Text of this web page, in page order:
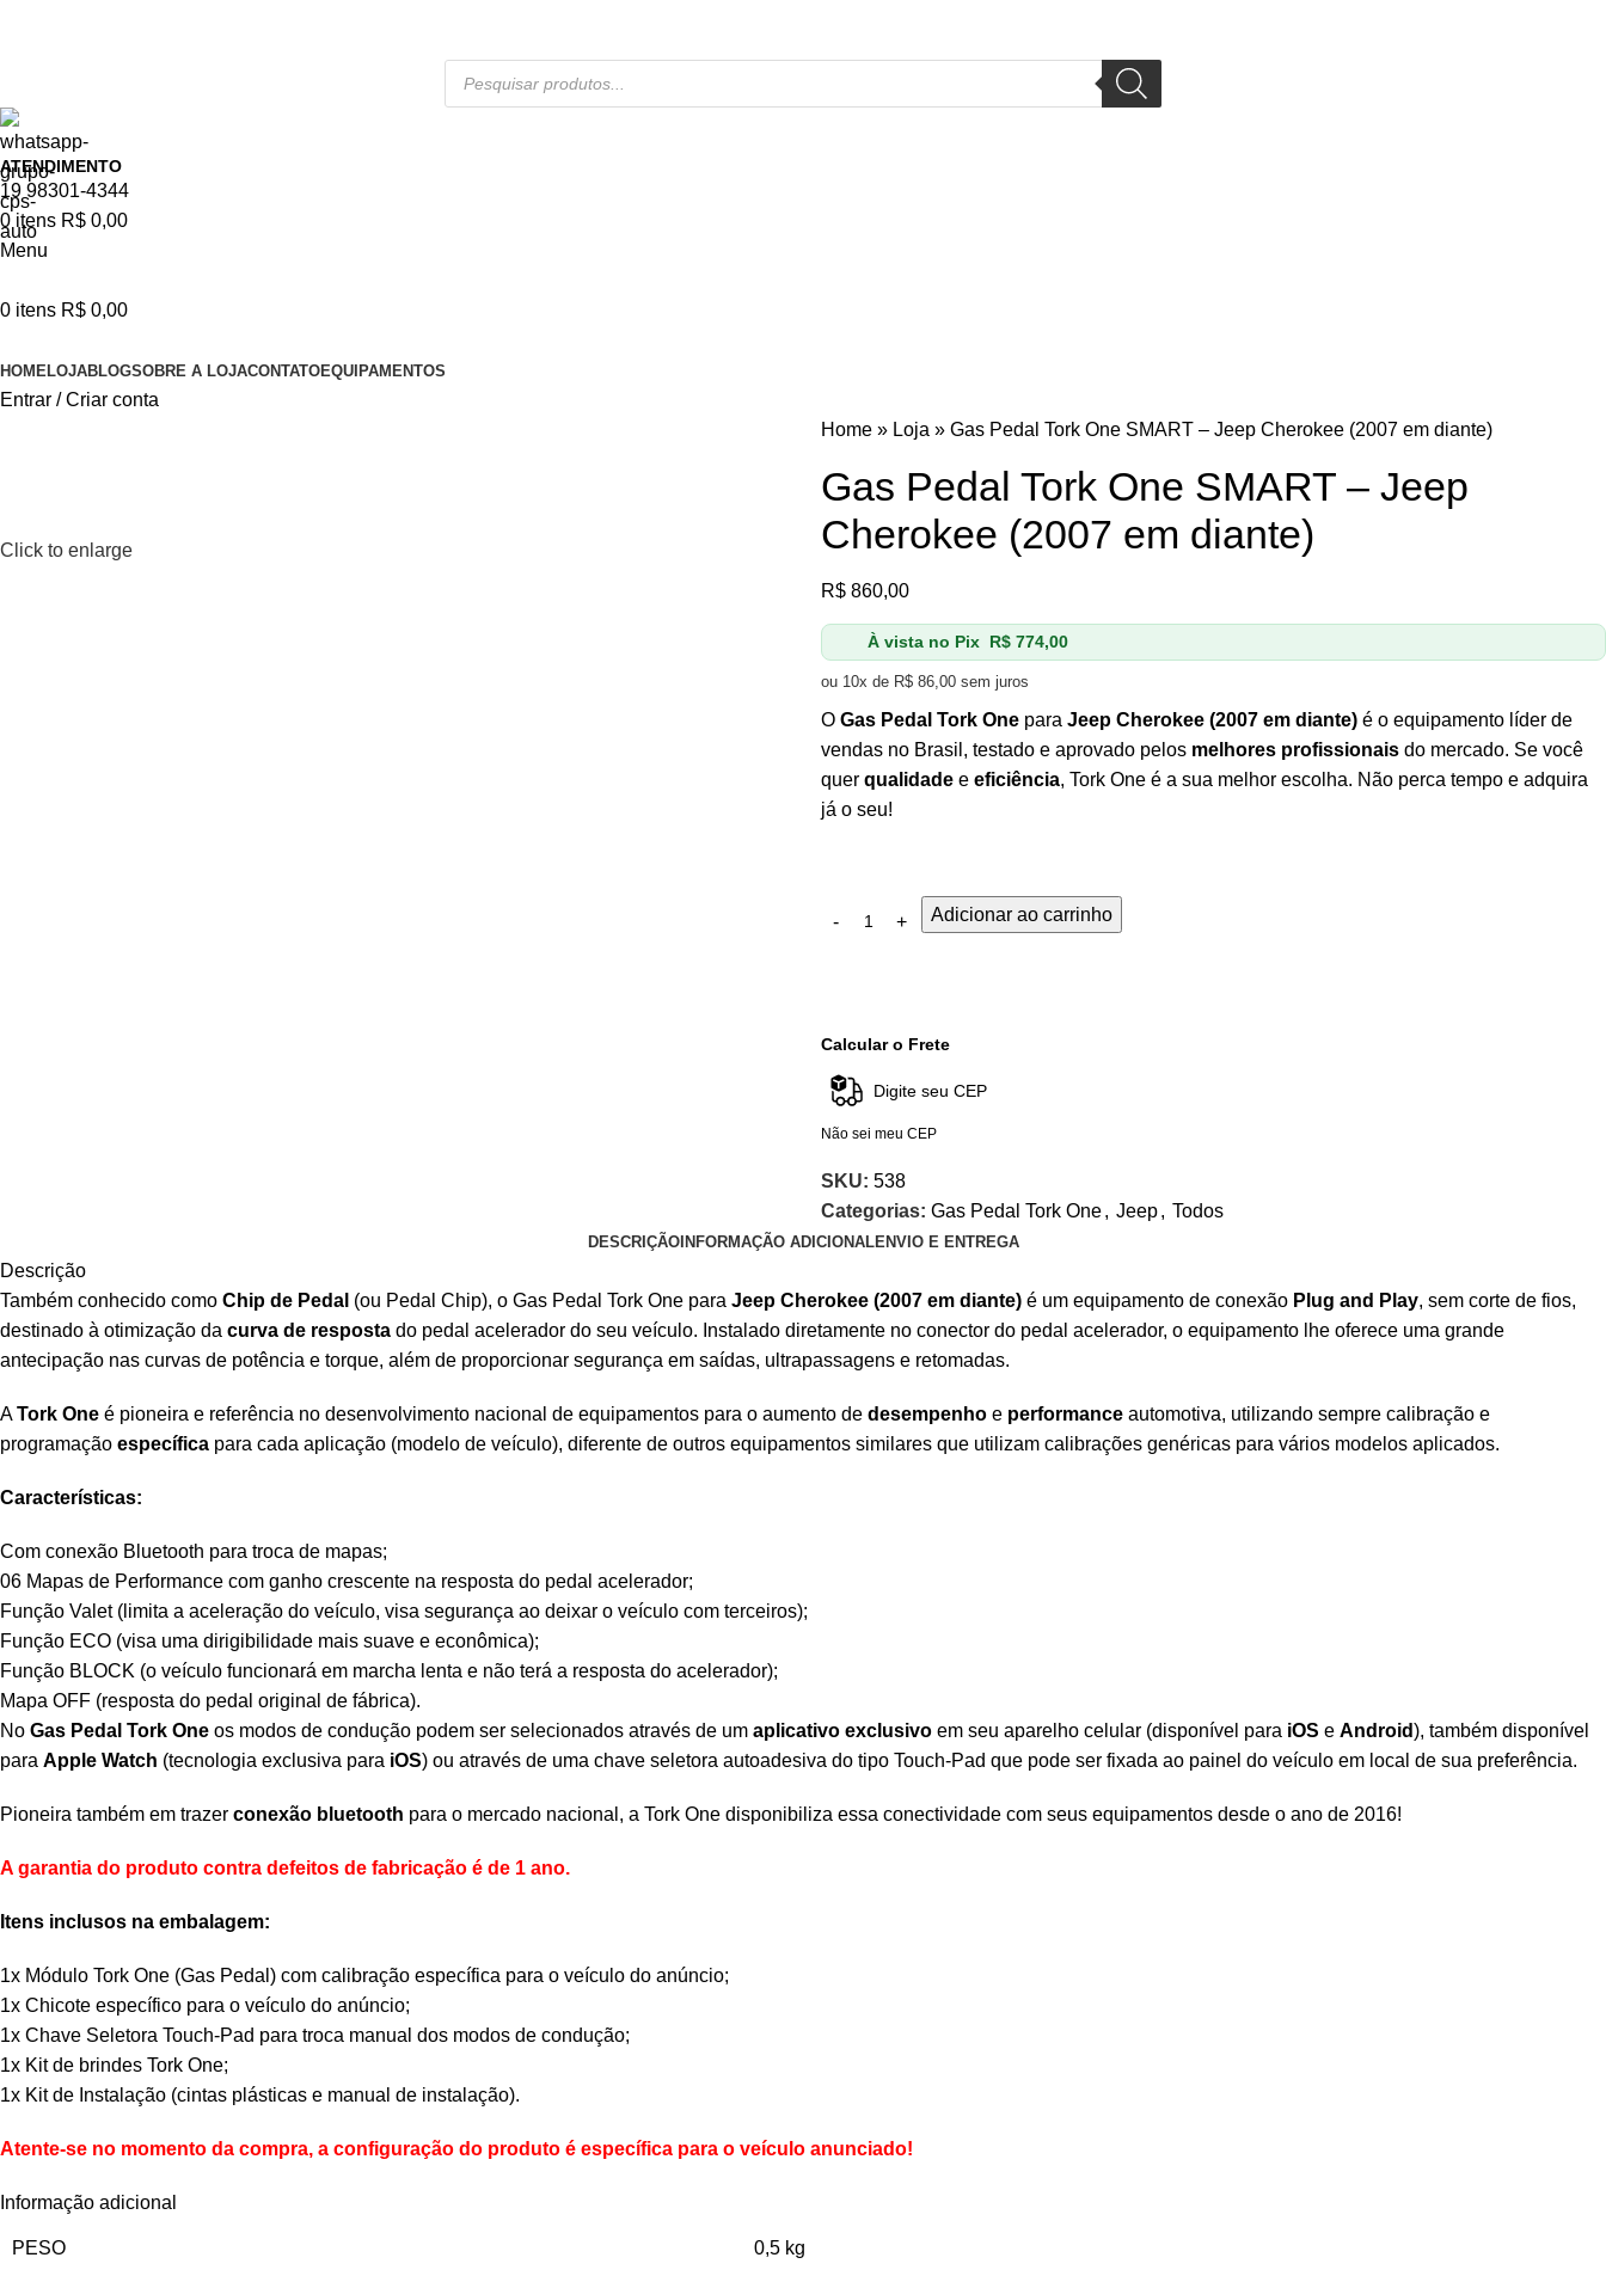
ATENDIMENTO
19 98301-4344
0 itens R$ 0,00
Menu
0 itens R$ 0,00
HOMELOJABLOGSOBRE A LOJACONTATOEQUIPAMENTOS
Entrar / Criar conta
Click to enlarge
Home » Loja » Gas Pedal Tork One SMART – Jeep Cherokee (2007 em diante)
Gas Pedal Tork One SMART – Jeep
Cherokee (2007 em diante)
R$ 860,00
À vista no Pix R$774,00
ou 10x de R$ 86,00 sem juros
O Gas Pedal Tork One para Jeep Cherokee (2007 em diante) é o equipamento líder de
vendas no Brasil, testado e aprovado pelos melhores profissionais do mercado. Se você
quer qualidade e eficiência, Tork One é a sua melhor escolha. Não perca tempo e adquira
já o seu!
Adicionar ao carrinho
Calcular o Frete
Não sei meu CEP
SKU: 538
Categorias: Gas Pedal Tork One, Jeep, Todos
DESCRIÇÃOINFORMAÇÃO ADICIONALENVIO E ENTREGA
Descrição
Também conhecido como Chip de Pedal (ou Pedal Chip), o Gas Pedal Tork One para Jeep Cherokee (2007 em diante) é um equipamento de conexão Plug and Play, sem corte de fios,
destinado à otimização da curva de resposta do pedal acelerador do seu veículo. Instalado diretamente no conector do pedal acelerador, o equipamento lhe oferece uma grande
antecipação nas curvas de potência e torque, além de proporcionar segurança em saídas, ultrapassagens e retomadas.
ATork One é pioneira e referência no desenvolvimento nacional de equipamentos para o aumento de desempenho e performance automotiva, utilizando sempre calibração e
programação específica para cada aplicação (modelo de veículo), diferente de outros equipamentos similares que utilizam calibrações genéricas para vários modelos aplicados.
Características:
Com conexão Bluetooth para troca de mapas;
06 Mapas de Performance com ganho crescente na resposta do pedal acelerador;
Função Valet (limita a aceleração do veículo, visa segurança ao deixar o veículo com terceiros);
Função ECO (visa uma dirigibilidade mais suave e econômica);
Função BLOCK (o veículo funcionará em marcha lenta e não terá a resposta do acelerador);
Mapa OFF (resposta do pedal original de fábrica).
No Gas Pedal Tork One os modos de condução podem ser selecionados através de um aplicativo exclusivo em seu aparelho celular (disponível para iOS e Android), também disponível
para Apple Watch (tecnologia exclusiva para iOS) ou através de uma chave seletora autoadesiva do tipo Touch-Pad que pode ser fixada ao painel do veículo em local de sua preferência.
Pioneira também em trazer conexão bluetooth para o mercado nacional, a Tork One disponibiliza essa conectividade com seus equipamentos desde o ano de 2016!
A garantia do produto contra defeitos de fabricação é de 1 ano.
Itens inclusos na embalagem:
1x Módulo Tork One (Gas Pedal) com calibração específica para o veículo do anúncio;
1x Chicote específico para o veículo do anúncio;
1x Chave Seletora Touch-Pad para troca manual dos modos de condução;
1x Kit de brindes Tork One;
1x Kit de Instalação (cintas plásticas e manual de instalação).
Atente-se no momento da compra, a configuração do produto é específica para o veículo anunciado!
Informação adicional
PESO 0,5 kg